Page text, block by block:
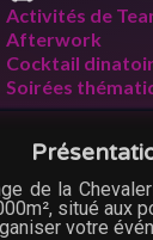
Activités de
Afterwork
Cocktail
Soirées
de la
situé aux
votre